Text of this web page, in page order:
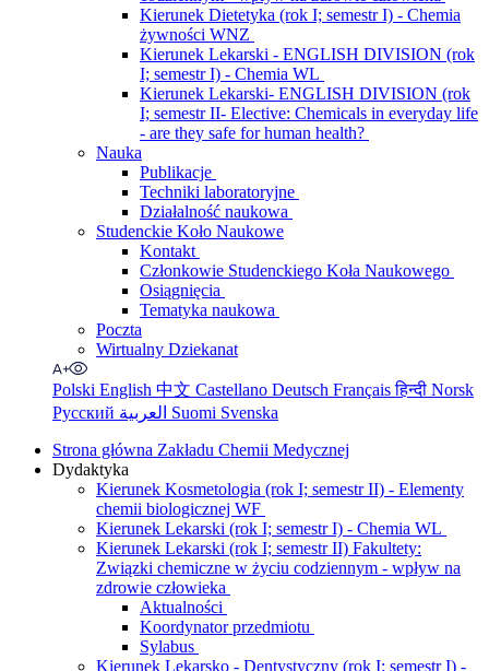
Kierunek Dietetyka (rok I; semestr I) - Chemia
żywności WNZ
Kierunek Lekarski - ENGLISH DIVISION (rok
I; semestr I) - Chemia WL
Kierunek Lekarski- ENGLISH DIVISION (rok
I; semestr II- Elective: Chemicals in everyday life
- are they safe for human health?
Nauka
Publikacje
Techniki laboratoryjne
Działalność naukowa
Studenckie Koło Naukowe
Kontakt
Członkowie Studenckiego Koła Naukowego
Osiągnięcia
Tematyka naukowa
Poczta
Wirtualny Dziekanat
Polski English 中文 Castellano Deutsch Françaisहिन्दी Norsk
Русский
Suomi Svenska
Strona główna Zakładu Chemii Medycznej
Dydaktyka
Kierunek Kosmetologia (rok I; semestr II) - Elementy
chemii biologicznej WF
Kierunek Lekarski (rok I; semestr I) - Chemia WL
Kierunek Lekarski (rok I; semestr II) Fakultety:
Związki chemiczne w życiu codziennym - wpływ na
zdrowie człowieka
Aktualności
Koordynator przedmiotu
Sylabus
Kierunek Lekarsko - Dentystyczny (rok I; semestr I) -